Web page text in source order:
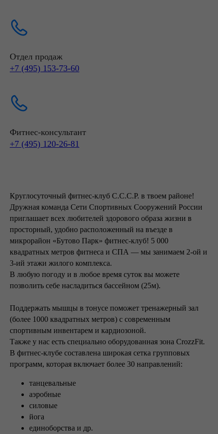
Отдел продаж
+7 (495) 153-73-60
Фитнес-консультант
+7 (495) 120-26-81
Круглосуточный фитнес-клуб С.С.С.Р. в твоем районе!
Дружная команда Сети Спортивных Сооружений России
приглашает всех любителей здорового образа жизни в
просторный, удобно расположенный на въезде в
микрорайон «Бутово Парк» фитнес-клуб! 5 000
квадратных метров фитнеса и СПА — мы занимаем 2-ой и
3-ий этажи жилого комплекса.
В любую погоду и в любое время суток вы можете
позволить себе насладиться бассейном (25м).
Поддержать мышцы в тонусе поможет тренажерный зал
(более 1000 квадратных метров) с современным
спортивным инвентарем и кардиозоной.
Также у нас есть специально оборудованная зона CrozzFit.
В фитнес-клубе составлена широкая сетка групповых
программ, которая включает более 30 направлений:
танцевальные
аэробные
силовые
йога
единоборства и др.